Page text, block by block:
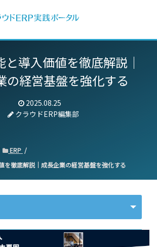
と導入価値を徹底解説｜
の経営基盤を強化する
2025.08.25
クラウドERP編集部
ERP
を徹底解説｜成長企業の経営基盤を強化する